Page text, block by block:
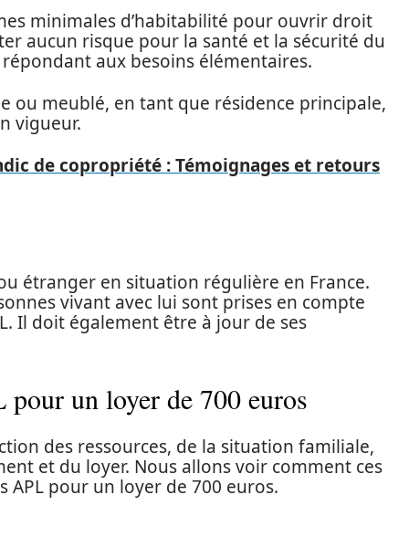
minimales d’habitabilité pour ouvrir droit
aucun risque pour la santé et la sécurité du
aux besoins élémentaires.
ou meublé, en tant que résidence principale,
vigueur.
de copropriété : Témoignages et retours
étranger en situation régulière en France.
vivant avec lui sont prises en compte
Il doit également être à jour de ses
un loyer de 700 euros
des ressources, de la situation familiale,
et du loyer. Nous allons voir comment ces
pour un loyer de 700 euros.